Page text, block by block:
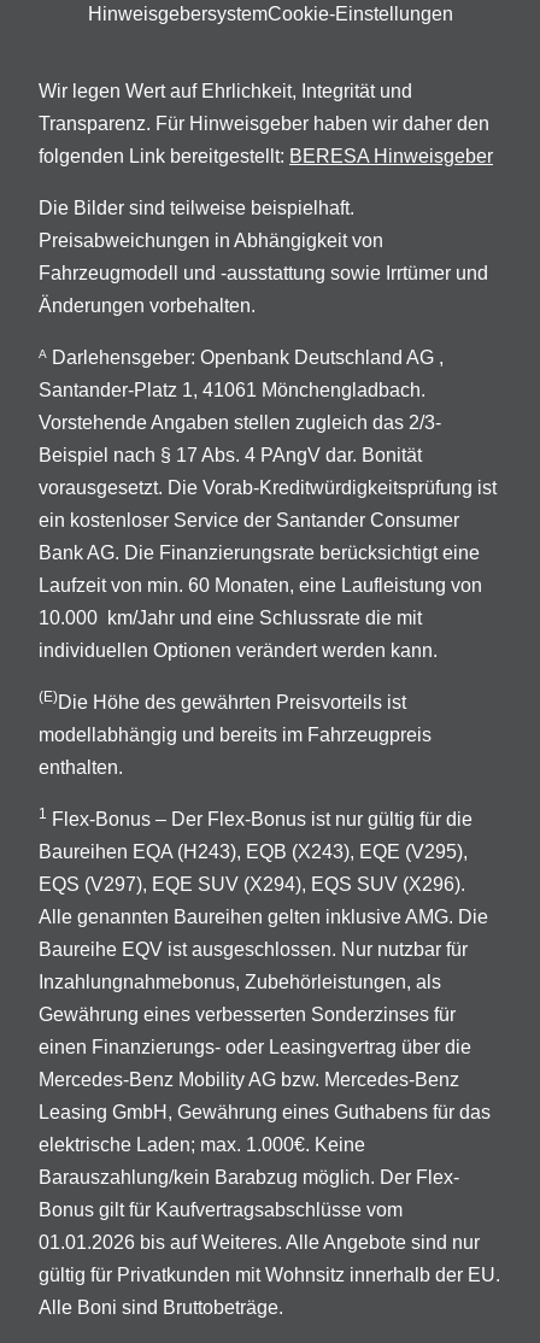
HinweisgebersystemCookie-Einstellungen
Wir legen Wert auf Ehrlichkeit, Integrität und
Transparenz. Für Hinweisgeber haben wir daher den
folgenden Link bereitgestellt: BERESA Hinweisgeber
Die Bilder sind teilweise beispielhaft.
Preisabweichungen in Abhängigkeit von
Fahrzeugmodell und -ausstattung sowie Irrtümer und
Änderungen vorbehalten.
A
Darlehensgeber: Openbank Deutschland AG ,
Santander-Platz 1, 41061 Mönchengladbach.
Vorstehende Angaben stellen zugleich das 2/3-
Beispiel nach § 17 Abs. 4 PAngV dar. Bonität
vorausgesetzt. Die Vorab-Kreditwürdigkeitsprüfung ist
ein kostenloser Service der Santander Consumer
Bank AG. Die Finanzierungsrate berücksichtigt eine
Laufzeit von min. 60 Monaten, eine Laufleistung von
10.000 km/Jahr und eine Schlussrate die mit
individuellen Optionen verändert werden kann.
(E)Die Höhe des gewährten Preisvorteils ist
modellabhängig und bereits im Fahrzeugpreis
enthalten.
1 Flex-Bonus – Der Flex-Bonus ist nur gültig für die
Baureihen EQA (H243), EQB (X243), EQE (V295),
EQS (V297), EQE SUV (X294), EQS SUV (X296).
Alle genannten Baureihen gelten inklusive AMG. Die
Baureihe EQV ist ausgeschlossen. Nur nutzbar für
Inzahlungnahmebonus, Zubehörleistungen, als
Gewährung eines verbesserten Sonderzinses für
einen Finanzierungs- oder Leasingvertrag über die
Mercedes-Benz Mobility AG bzw. Mercedes-Benz
Leasing GmbH, Gewährung eines Guthabens für das
elektrische Laden; max. 1.000€. Keine
Barauszahlung/kein Barabzug möglich. Der Flex-
Bonus gilt für Kaufvertragsabschlüsse vom
01.01.2026 bis auf Weiteres. Alle Angebote sind nur
gültig für Privatkunden mit Wohnsitz innerhalb der EU.
Alle Boni sind Bruttobeträge.